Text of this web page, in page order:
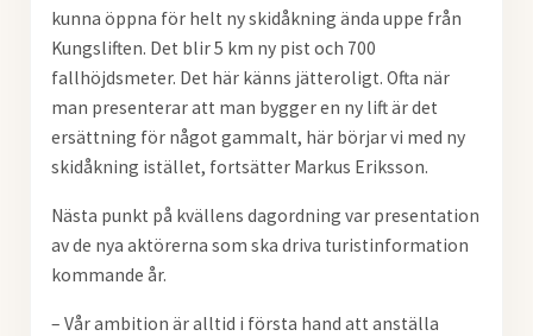
kunna öppna för helt ny skidåkning ända uppe från
Kungsliften. Det blir 5 km ny pist och 700
fallhöjdsmeter. Det här känns jätteroligt. Ofta när
man presenterar att man bygger en ny lift är det
ersättning för något gammalt, här börjar vi med ny
skidåkning istället, fortsätter Markus Eriksson.
Nästa punkt på kvällens dagordning var presentation
av de nya aktörerna som ska driva turistinformation
kommande år.
– Vår ambition är alltid i första hand att anställa